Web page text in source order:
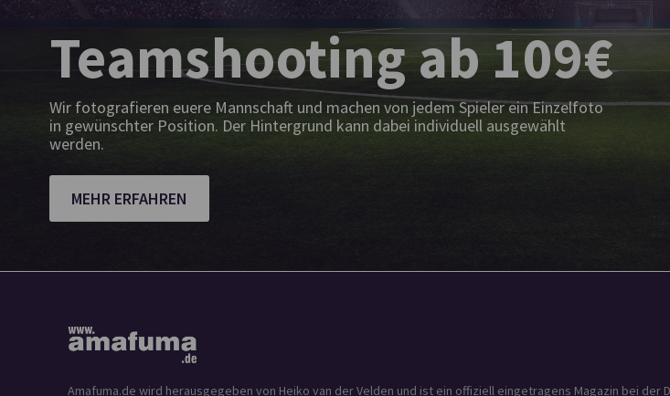
Teamshooting ab 109€
Wir fotografieren euere Mannschaft und machen von jedem Spieler ein Einzelfoto
in gewünschter Position. Der Hintergrund kann dabei individuell ausgewählt
werden.
MEHR ERFAHREN
Amafuma.de wird herausgegeben von Heiko van der Velden und ist ein offiziell eingetragens Magazin bei der